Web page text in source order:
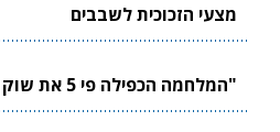
מצעי הזכוכית לשבבים
"המלחמה הכפילה פי 5 את שוק הייצור המיידי"